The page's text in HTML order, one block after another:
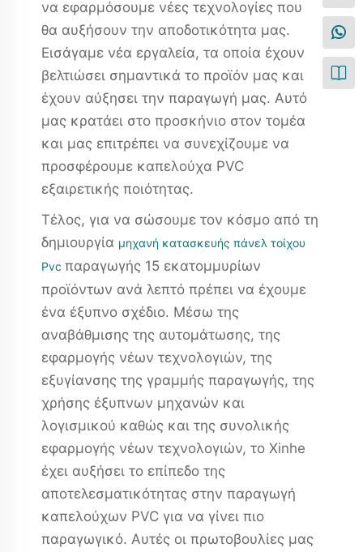
να εφαρμόσουμε νέες τεχνολογίες που
θα αυξήσουν την αποδοτικότητα μας.
Εισάγαμε νέα εργαλεία, τα οποία έχουν
βελτιώσει σημαντικά το προϊόν μας και
έχουν αύξησει την παραγωγή μας. Αυτό
μας κρατάει στο προσκήνιο στον τομέα
και μας επιτρέπει να συνεχίζουμε να
προσφέρουμε καπελούχα PVC
εξαιρετικής ποιότητας.
Τέλος, για να σώσουμε τον κόσμο από τη
δημιουργία μηχανή κατασκευής πάνελ τοίχου
Pvc παραγωγής 15 εκατομμυρίων
προϊόντων ανά λεπτό πρέπει να έχουμε
ένα έξυπνο σχέδιο. Μέσω της
αναβάθμισης της αυτομάτωσης, της
εφαρμογής νέων τεχνολογιών, της
εξυγίανσης της γραμμής παραγωγής, της
χρήσης έξυπνων μηχανών και
λογισμικού καθώς και της συνολικής
εφαρμογής νέων τεχνολογιών, το Xinhe
έχει αυξήσει το επίπεδο της
αποτελεσματικότητας στην παραγωγή
καπελούχων PVC για να γίνει πιο
παραγωγικό. Αυτές οι πρωτοβουλίες μας